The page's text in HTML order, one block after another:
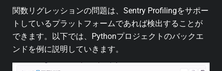
関数リグレッションの問題は、Sentry Profilingをサポー
トしているプラットフォームであれば検出することが
できます。以下では、Pythonプロジェクトのバックエ
ンドを例に説明していきます。